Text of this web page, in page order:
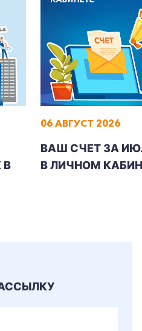
В
06 АВГУСТ 2026
ВАШ СЧЕТ ЗА
В ЛИЧНОМ